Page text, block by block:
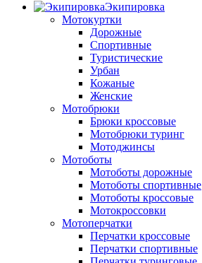
Экипировка
Мотокуртки
Дорожные
Спортивные
Туристические
Урбан
Кожаные
Женские
Мотобрюки
Брюки кроссовые
Мотобрюки туринг
Мотоджинсы
Мотоботы
Мотоботы дорожные
Мотоботы спортивные
Мотоботы кроссовые
Мотокроссовки
Мотоперчатки
Перчатки кроссовые
Перчатки спортивные